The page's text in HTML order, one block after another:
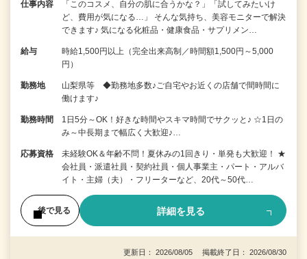
仕事内容
「このコスメ、自分の肌に合うかな？」「試してみたいけ
ど、費用が気になる…」 そんな気持ち、美容モニターで解決
できます♪ 気になる化粧品・健康食品・サプリメン…
給与
時給1,500円以上（完全出来高制／時間額1,500円～5,000
円）
勤務地
山梨県等 ◆勤務地多数♪ご自宅やお近くの店舗で間時間に
働けます♪
勤務時間
1日5分～OK！好きな時間やスキマ時間でサクッと♪ ☆1日の
み～中長期まで幅広く大歓迎♪…
応募資格
未経験OK＆年齢不問！夏休みの1回きり・単発も大歓迎！ ★
会社員・派遣社員・契約社員・個人事業主・パート・アルバ
イト・主婦（夫）・フリーターなど、20代～50代…
後で見る 詳細を見る
更新日： 2026/08/05 掲載終了日： 2026/08/30